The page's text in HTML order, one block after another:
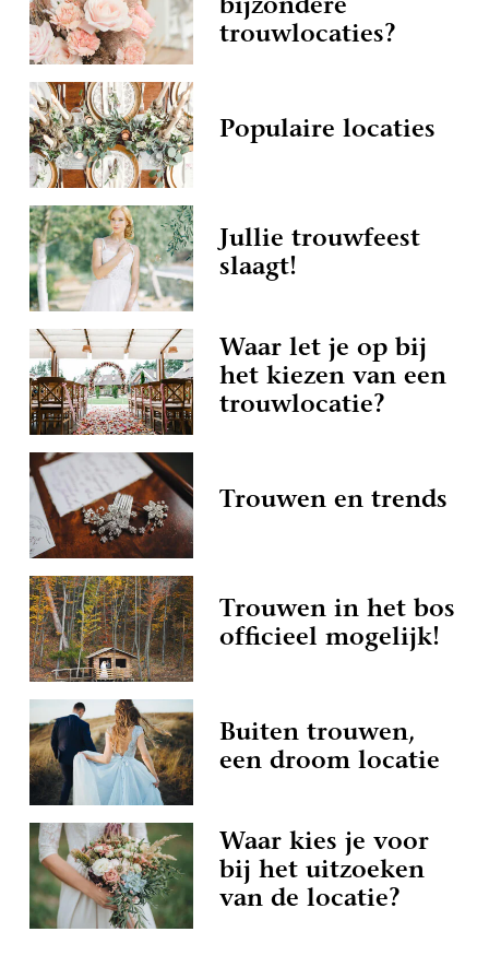
bijzondere
trouwlocaties?
Populaire locaties
Jullie trouwfeest
slaagt!
Waar let je op bij
het kiezen van een
trouwlocatie?
Trouwen en trends
Trouwen in het bos
officieel mogelijk!
Buiten trouwen,
een droom locatie
Waar kies je voor
bij het uitzoeken
van de locatie?